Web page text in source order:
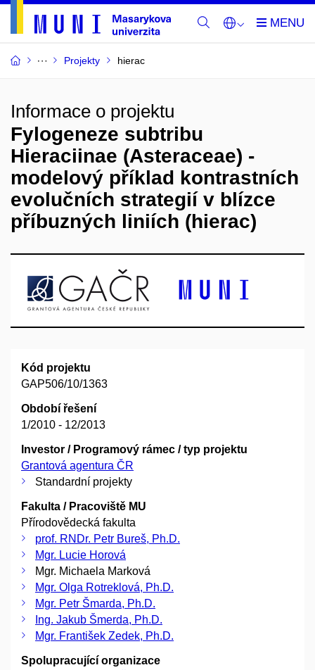
Projekty hierac
Informace o projektu
Fylogeneze subtribu
Hieraciinae (Asteraceae) -
modelový příklad kontrastních
evolučních strategií v blízce
příbuzných liniích (hierac)
Kód projektu
GAP506/10/1363
Období řešení
1/2010 - 12/2013
Investor / Programový rámec / typ projektu
Grantová agentura ČR
Standardní projekty
Fakulta / Pracoviště MU
Přírodovědecká fakulta
prof. RNDr. Petr Bureš, Ph.D.
Mgr. Lucie Horová
Mgr. Michaela Marková
Mgr. Olga Rotreklová, Ph.D.
Mgr. Petr Šmarda, Ph.D.
Ing. Jakub Šmerda, Ph.D.
Mgr. František Zedek, Ph.D.
Spolupracující organizace